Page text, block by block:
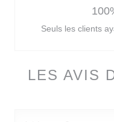
LES AVIS
Seuls les clients